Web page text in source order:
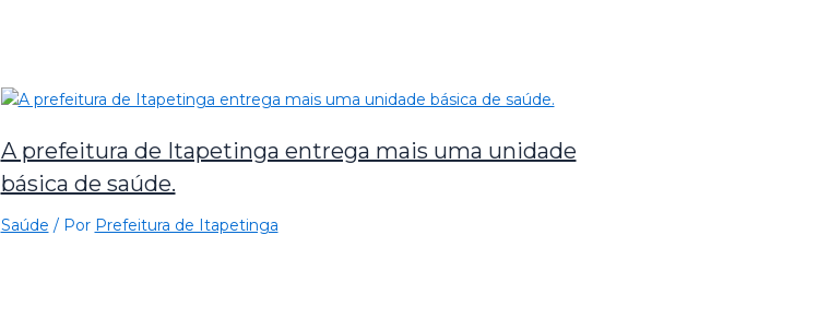
A prefeitura de Itapetinga entrega mais uma unidade
básica de saúde.
Saúde / Por Prefeitura de Itapetinga